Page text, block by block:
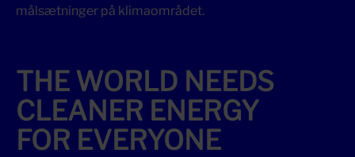
målsætninger på klimaområdet.
THE WORLD NEEDS
CLEANER ENERGY
FOR EVERYONE